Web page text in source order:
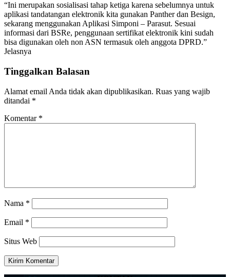
“Ini merupakan sosialisasi tahap ketiga karena sebelumnya untuk
aplikasi tandatangan elektronik kita gunakan Panther dan Besign,
sekarang menggunakan Aplikasi Simponi – Parasut. Sesuai
informasi dari BSRe, penggunaan sertifikat elektronik kini sudah
bisa digunakan oleh non ASN termasuk oleh anggota DPRD.”
Jelasnya
Tinggalkan Balasan
Alamat email Anda tidak akan dipublikasikan. Ruas yang wajib
ditandai *
Komentar *
Nama *
Email *
Situs Web